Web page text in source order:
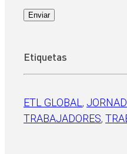
Enviar
Etiquetas
ETL GLOBAL ,
TRABAJADORES,